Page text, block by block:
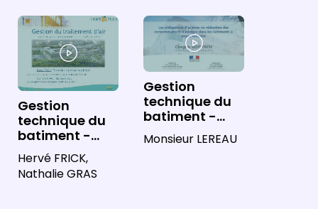
Gestion
technique du
batiment -
Gestion de l'air
: des
fondamentaux
Hervé FRICK,
Nathalie GRAS
Gestion
technique du
batiment -
Actualité
Hospitalière Loi
Monsieur LEREAU